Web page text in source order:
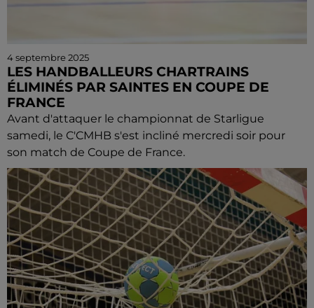
4 septembre 2025
LES HANDBALLEURS CHARTRAINS
ÉLIMINÉS PAR SAINTES EN COUPE DE
FRANCE
Avant d'attaquer le championnat de Starligue
samedi, le C'CMHB s'est incliné mercredi soir pour
son match de Coupe de France.